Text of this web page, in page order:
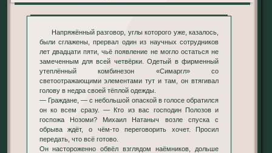
Напряжённый разговор, углы которого уже, казалось,
были сглажены, прервал один из научных сотрудников
лет двадцати пяти, чьё появление не могло остаться не
замеченным для всей четвёрки. Одетый в фирменный
утеплённый комбинезон «Симаргл» со
светоотражающими элементами тут и там, он втягивал
голову в недра своей тёплой одежды.
— Граждане, — с небольшой опаской в голосе обратился
он ко всем сразу. — Кто из вас господин Полозов и
госпожа Нозоми? Михаил Натаныч возле спуска с
обрыва ждёт, о чём-то переговорить хочет. Просил
передать, что всё готово.
Он настороженно обвёл взглядом наёмников, дольше